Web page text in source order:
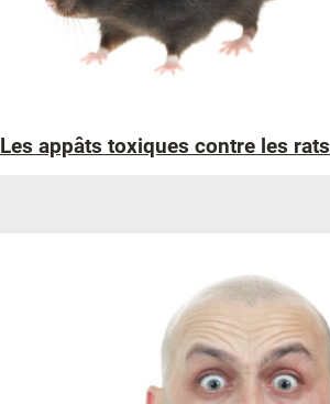
Les appâts toxiques contre les rats